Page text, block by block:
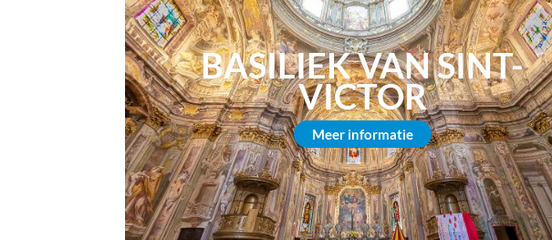
BASILIEK VAN SINT-
VICTOR
Meer informatie